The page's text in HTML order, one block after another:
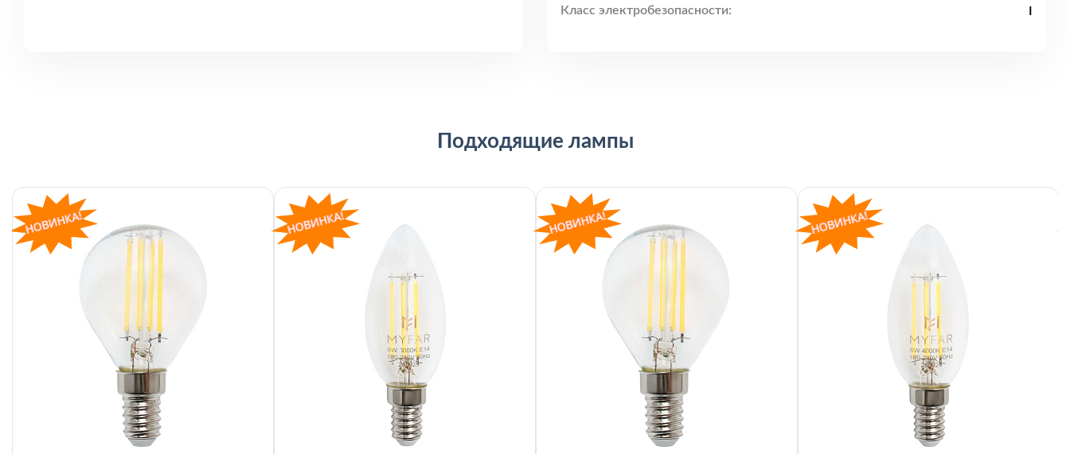
Класс электробезопасности:
I
Подходящие лампы